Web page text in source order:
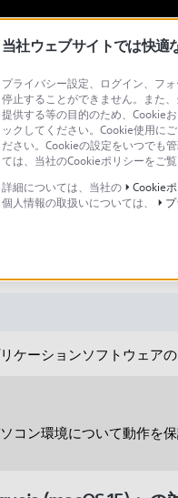
ト・お問い合わせ
/ 最終更新日 : 2026/02/20
Sequoia
ウェア）
ケーションソフトウェア
コン環境について動作を
当社ウェブサイトでは快適
プライバシー設定、ログイン、フ
停止することができません。また
提供する等の目的のため、Cookie
ックしてください。Cookie使用に
ださい。Cookieの設定をいつでも
ては、当社のCookieポリシーをご
詳細については、当社の
Cookie
個人情報の取扱いについては、